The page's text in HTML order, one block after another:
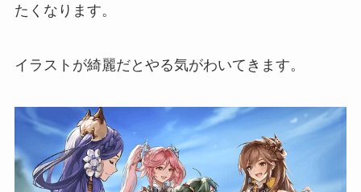
たくなります。
イラストが綺麗だとやる気がわいてきます。